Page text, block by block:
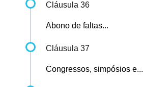
Cláusula 36
Abono de faltas...
Cláusula 37
Congressos, simpósios e...